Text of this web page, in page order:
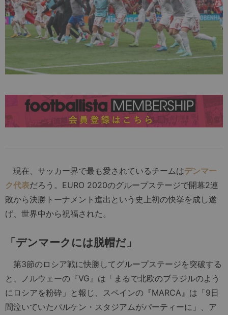
現在、サッカー界で最も愛されているチームはデンマー
ク代表だろう。EURO 2020のグループステージで開幕2連
敗から決勝トーナメント進出という史上初の快挙を成し遂
げ、世界中から祝福された。
「デンマークには脱帽だ」
第3節のロシア戦に快勝してグループステージを突破する
と、ノルウェーの『VG』は「まるで北欧のブラジルのよう
にロシアを粉砕」と報じ、スペインの『MARCA』は「9日
間泣いていたパルケン・スタジアムがパーティーに」、ア